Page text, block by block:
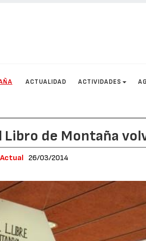
ACTUALIDAD ACTIVIDADES
Libro de Montaña
26/03/2014